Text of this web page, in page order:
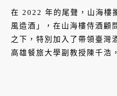
在 2022 年的尾聲，山海樓
風造酒」，在山海樓侍酒顧
之下，特別加入了帶領臺灣
高雄餐旅大學副教授陳千浩